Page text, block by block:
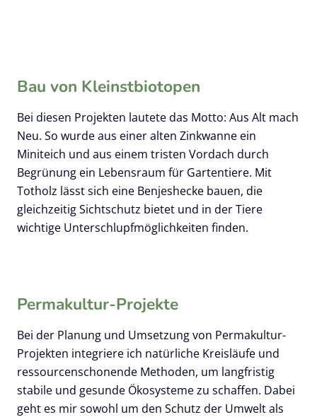
Bau von Kleinstbiotopen
Bei diesen Projekten lautete das Motto: Aus Alt mach
Neu. So wurde aus einer alten Zinkwanne ein
Miniteich und aus einem tristen Vordach durch
Begrünung ein Lebensraum für Gartentiere. Mit
Totholz lässt sich eine Benjeshecke bauen, die
gleichzeitig Sichtschutz bietet und in der Tiere
wichtige Unterschlupfmöglichkeiten finden.
Permakultur-Projekte
Bei der Planung und Umsetzung von Permakultur-
Projekten integriere ich natürliche Kreisläufe und
ressourcenschonende Methoden, um langfristig
stabile und gesunde Ökosysteme zu schaffen. Dabei
geht es mir sowohl um den Schutz der Umwelt als